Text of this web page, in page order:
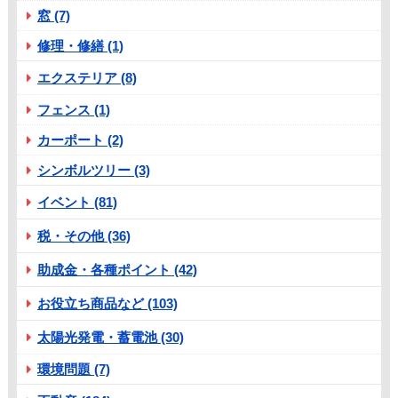
窓 (7)
修理・修繕 (1)
エクステリア (8)
フェンス (1)
カーポート (2)
シンボルツリー (3)
イベント (81)
税・その他 (36)
助成金・各種ポイント (42)
お役立ち商品など (103)
太陽光発電・蓄電池 (30)
環境問題 (7)